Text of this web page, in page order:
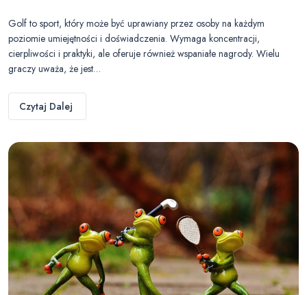
Golf to sport, który może być uprawiany przez osoby na każdym
poziomie umiejętności i doświadczenia. Wymaga koncentracji,
cierpliwości i praktyki, ale oferuje również wspaniałe nagrody. Wielu
graczy uważa, że jest…
Czytaj Dalej